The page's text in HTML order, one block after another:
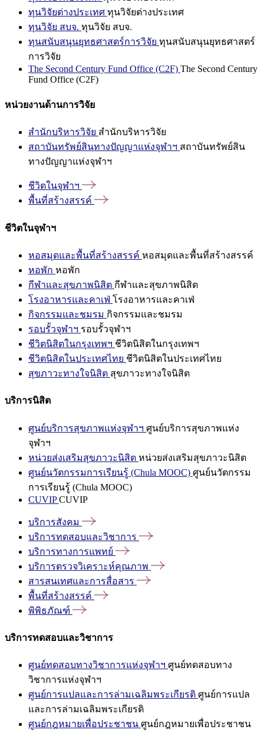
ทุนวิจัยต่างประเทศ ทุนวิจัยต่างประเทศ
ทุนวิจัย สบจ. ทุนวิจัย สบจ.
ทุนสนับสนุนยุทธศาสตร์การวิจัย ทุนสนับสนุนยุทธศาสตร์
การวิจัย
The Second Century Fund Office (C2F) The Second Century
Fund Office (C2F)
หน่วยงานด้านการวิจัย
สำนักบริหารวิจัย สำนักบริหารวิจัย
สถาบันทรัพย์สินทางปัญญาแห่งจุฬาฯ สถาบันทรัพย์สิน
ทางปัญญาแห่งจุฬาฯ
ชีวิตในจุฬาฯ
พื้นที่สร้างสรรค์
ชีวิตในจุฬาฯ
หอสมุดและพื้นที่สร้างสรรค์ หอสมุดและพื้นที่สร้างสรรค์
หอพัก หอพัก
กีฬาและสุขภาพนิสิต กีฬาและสุขภาพนิสิต
โรงอาหารและคาเฟ่ โรงอาหารและคาเฟ่
กิจกรรมและชมรม กิจกรรมและชมรม
รอบรั้วจุฬาฯ รอบรั้วจุฬาฯ
ชีวิตนิสิตในกรุงเทพฯ ชีวิตนิสิตในกรุงเทพฯ
ชีวิตนิสิตในประเทศไทย ชีวิตนิสิตในประเทศไทย
สุขภาวะทางใจนิสิต สุขภาวะทางใจนิสิต
บริการนิสิต
ศูนย์บริการสุขภาพแห่งจุฬาฯ ศูนย์บริการสุขภาพแห่ง
จุฬาฯ
หน่วยส่งเสริมสุขภาวะนิสิต หน่วยส่งเสริมสุขภาวะนิสิต
ศูนย์นวัตกรรมการเรียนรู้ (Chula MOOC) ศูนย์นวัตกรรม
การเรียนรู้ (Chula MOOC)
CUVIPCUVIP
บริการสังคม
บริการทดสอบและวิชาการ
บริการทางการแพทย์
บริการตรวจวิเคราะห์คุณภาพ
สารสนเทศและการสื่อสาร
พื้นที่สร้างสรรค์
พิพิธภัณฑ์
บริการทดสอบและวิชาการ
ศูนย์ทดสอบทางวิชาการแห่งจุฬาฯ ศูนย์ทดสอบทาง
วิชาการแห่งจุฬาฯ
ศูนย์การแปลและการล่ามเฉลิมพระเกียรติ ศูนย์การแปล
และการล่ามเฉลิมพระเกียรติ
ศูนย์กฎหมายเพื่อประชาชน ศูนย์กฎหมายเพื่อประชาชน